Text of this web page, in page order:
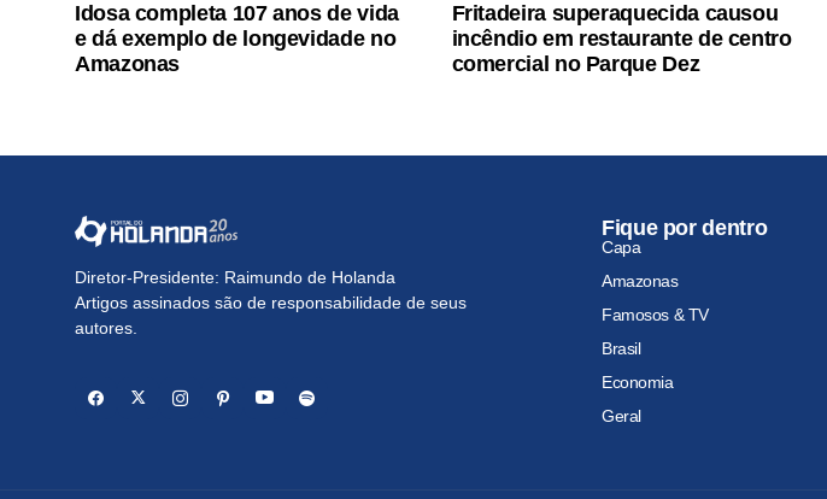
Idosa completa 107 anos de vida
e dá exemplo de longevidade no
Amazonas
Fritadeira superaquecida causou
incêndio em restaurante de centro
comercial no Parque Dez
Diretor-Presidente: Raimundo de Holanda
Artigos assinados são de responsabilidade de seus
autores.
Fique por dentro
Capa
Amazonas
Famosos & TV
Brasil
Economia
Geral